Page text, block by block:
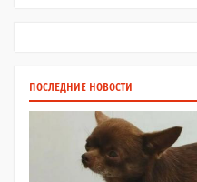
ПОСЛЕДНИЕ НОВОСТИ